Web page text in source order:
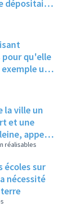
dépositaire)
pour qu'elle
un
la ville un
et une
appeler
de
réalisables
écoles sur
nécessité